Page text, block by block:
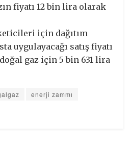
fiyatı 12 bin lira olarak
için dağıtım
uygulayacağı satış fiyatı
gaz için 5 bin 631 lira
enerji zammı